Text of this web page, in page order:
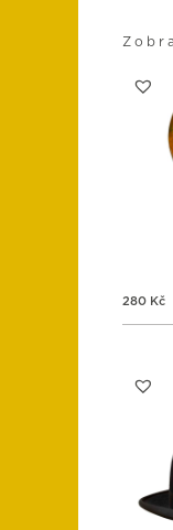
280 Kč